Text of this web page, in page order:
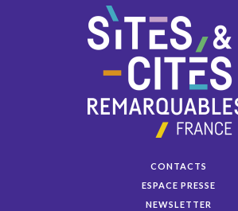
CONTACTS
ESPACE PRESSE
NEWSLETTER